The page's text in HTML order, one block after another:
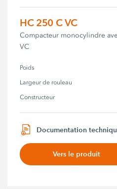
HC 250 C VC
Compacteur monocylindre
VC
Poids
Largeur de rouleau
Constructeur
Documentation
Vers le produit